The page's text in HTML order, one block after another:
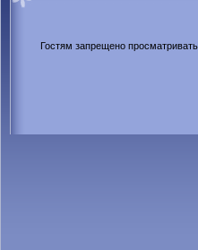
Гостям запрещено